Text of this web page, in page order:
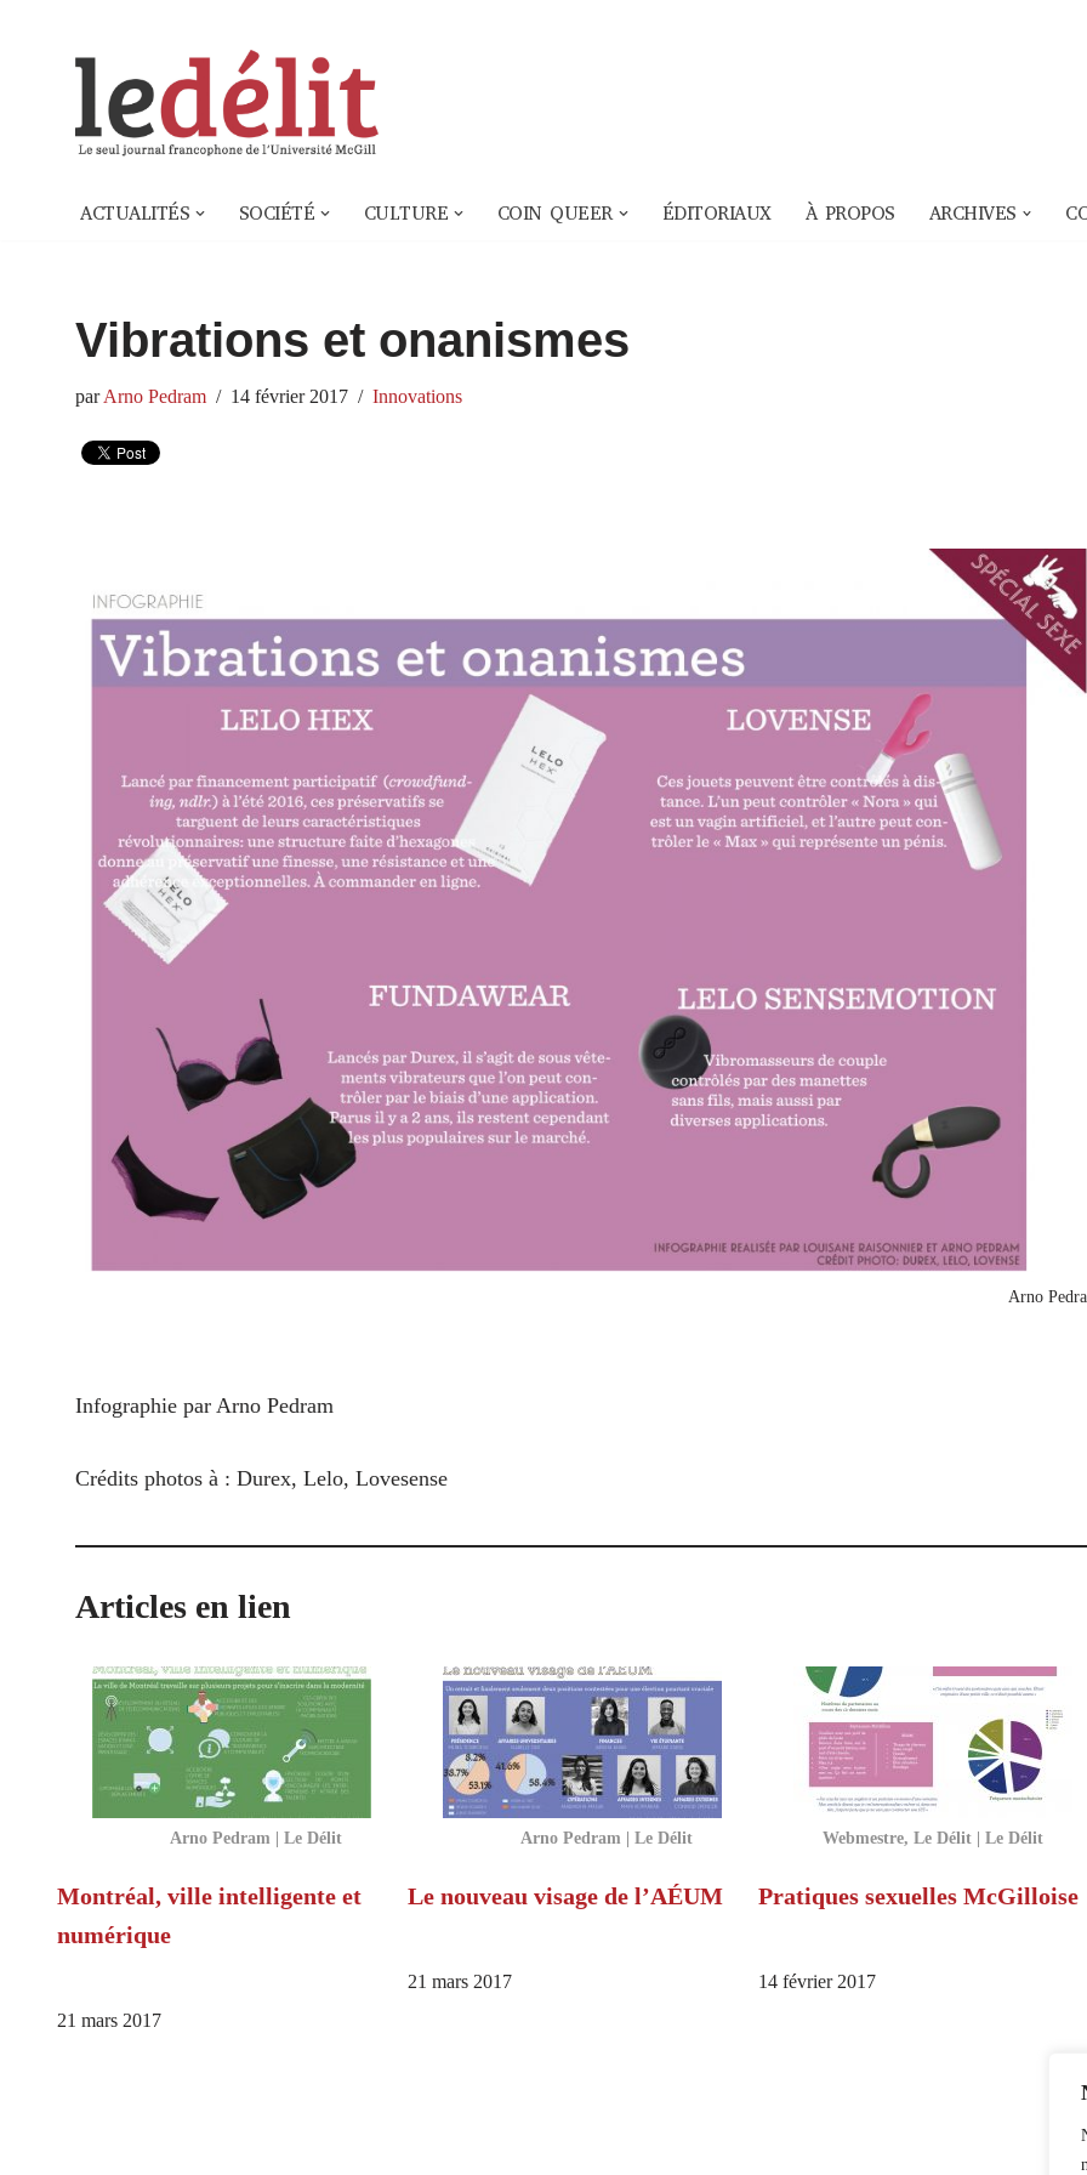
ACTUALITÉS SOCIÉTÉ CULTURE COIN QUEER ÉDITORIAUX À PROPOS ARCHIVES
Vibrations et onanismes
parArno Pedram 14 février 2017 Innovations
Arno
Infographie par Arno Pedram
Crédits photos à : Durex, Lelo, Lovesense
Articles en lien
Arno Pedram | Le Délit
Montréal, ville intelligente et
numérique
21 mars 2017
Arno Pedram | Le Délit
Le nouveau visage de l’AÉUM
21 mars 2017
Webmestre, Le Délit | Le Délit
Pratiques sexuelles McGilloise
14 février 2017